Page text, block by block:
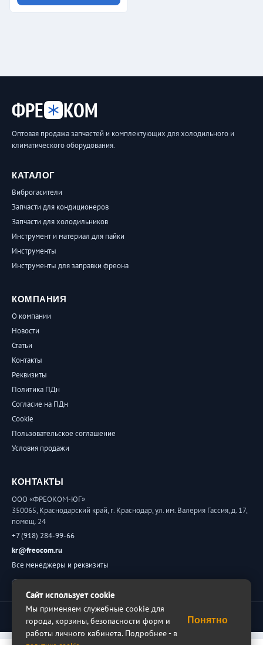
ФРЕ КОМ
Оптовая продажа запчастей и комплектующих для холодильного и
климатического оборудования.
КАТАЛОГ
Виброгасители
Запчасти для кондиционеров
Запчасти для холодильников
Инструмент и материал для пайки
Инструменты
Инструменты для заправки фреона
КОМПАНИЯ
О компании
Новости
Статьи
Контакты
Реквизиты
Политика ПДн
Согласие на ПДн
Cookie
Пользовательское соглашение
Условия продажи
КОНТАКТЫ
ООО «ФРЕОКОМ-ЮГ»
350065, Краснодарский край, г. Краснодар, ул. им. Валерия Гассия, д. 17,
помещ. 24
+7 (918) 284-99-66
kr@freocom.ru
Все менеджеры и реквизиты
Обратная связь
© 2026 ФРЕОКОМ. Все права защищены.
Сайт использует cookie
Мы применяем служебные cookie для
города, корзины, безопасности форм и
работы личного кабинета. Подробнее - в
Понятно